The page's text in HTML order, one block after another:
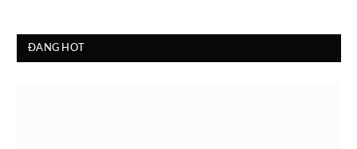
ĐANG HOT